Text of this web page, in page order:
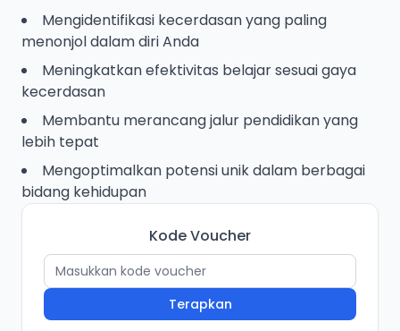
Mengidentifikasi kecerdasan yang paling
menonjol dalam diri Anda
Meningkatkan efektivitas belajar sesuai gaya
kecerdasan
Membantu merancang jalur pendidikan yang
lebih tepat
Mengoptimalkan potensi unik dalam berbagai
bidang kehidupan
Kode Voucher
Terapkan